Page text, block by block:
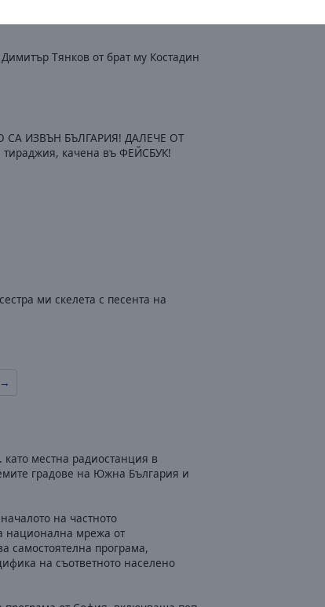
Тянков от брат му Костадин
ИЗВЪН БЪЛГАРИЯ! ДАЛЕЧЕ ОТ
качена въ ФЕЙСБУК!
ми скелета с песента на
местна радиостанция в
градове на Южна България и
на частното
национална мрежа от
самостоятелна програма,
на съответното населено